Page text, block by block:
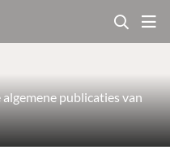
publicaties van